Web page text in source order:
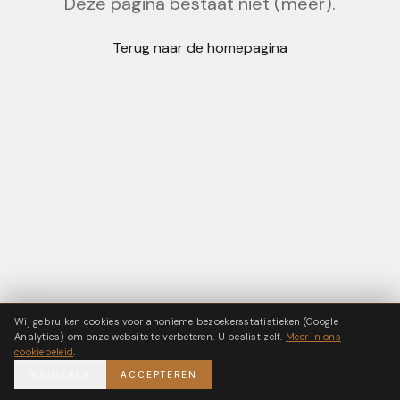
Wij gebruiken cookies voor anonieme bezoekersstatistieken (Google
Analytics) om onze website te verbeteren. U beslist zelf. Meer in ons
cookiebeleid.
ACCEPTEREN
Terug naar de homepagina